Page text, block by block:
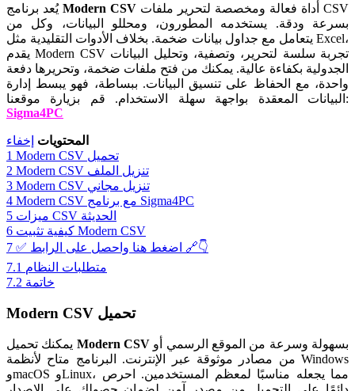
يُعد برنامج Modern CSV
بسرعة ودقة. يستخدمه المطورون، ومحللو البيانات، وكل من
يتعامل مع جداول بيانات ضخمة. بخلاف الأدوات التقليدية مثل Excel،
يقدم Modern CSV تجربة سلسة لتحرير، وتصفية، وتحليل البيانات
الجدولية بكفاءة عالية. يمكنك من فتح ملفات ضخمة، وتحريرها دفعة
واحدة، مع الحفاظ على تنسيق البيانات. ببساطة، فهو يبسط إدارة
البيانات المعقدة بواجهة سهلة الاستخدام. قم بزيارة موقعنا:
Sigma4PC
المحتويات إخفاء
1
Modern CSV تحميل
2
Modern CSV تنزيل الملف
3
Modern CSV تنزيل مجاني
4
Modern CSV مع برنامج Sigma4PC
5
ميزات CSV الحديثة
6
كيفية تثبيت Modern CSV
7
✅ اضغط هنا واحصل على الرابط 🔗👇
7.1 متطلبات النظام
7.2 خاتمة
Modern CSV تحميل
Modern CSV
من مصادر موثوقة عبر الإنترنت. البرنامج متاح لأنظمة Windows
وmacOS وLinux، مما يجعله مناسبًا لمعظم المستخدمين. احرص